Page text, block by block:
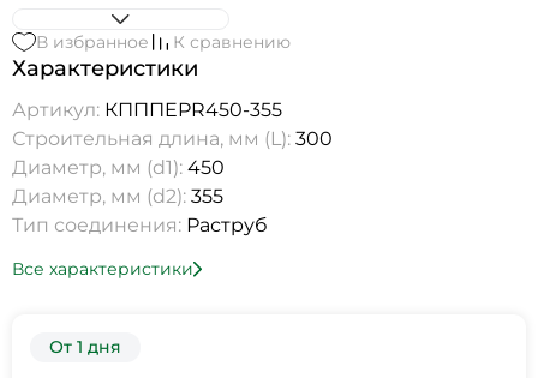
В избранное К сравнению
Характеристики
Артикул: КПППEPR450-355
Строительная длина, мм (L): 300
Диаметр, мм (d1): 450
Диаметр, мм (d2): 355
Тип соединения: Раструб
Все характеристики
От 1 дня